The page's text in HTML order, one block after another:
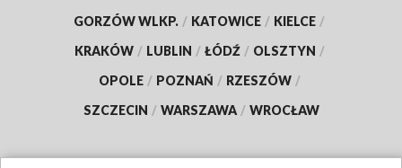
GORZÓW WLKP. / KATOWICE / KIELCE /
KRAKÓW / LUBLIN / ŁÓDŹ / OLSZTYN /
OPOLE / POZNAŃ / RZESZÓW /
SZCZECIN / WARSZAWA / WROCŁAW